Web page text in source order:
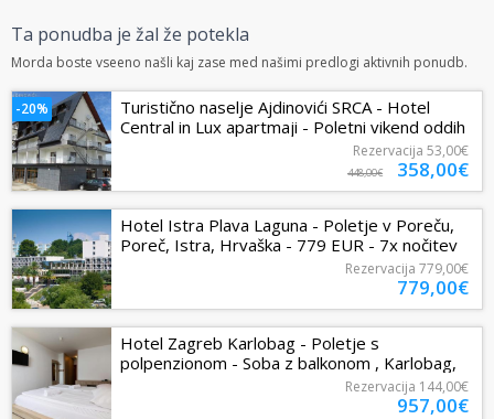
Ta ponudba je žal že potekla
Morda boste vseeno našli kaj zase med našimi predlogi aktivnih ponudb.
-20%
Turistično naselje Ajdinovići SRCA - Hotel
Central in Lux apartmaji - Poletni vikend oddih
Rezervacija 53,00€
448,00€ 358,00€
Hotel Istra Plava Laguna - Poletje v Poreču,
Poreč, Istra, Hrvaška - 779 EUR - 7x nočitev
Rezervacija 779,00€
779,00€
Hotel Zagreb Karlobag - Poletje s
polpenzionom - Soba z balkonom , Karlobag,
Hrvaška - 957 EUR - 7x nočitev...Rezervacija 144,00€
957,00€